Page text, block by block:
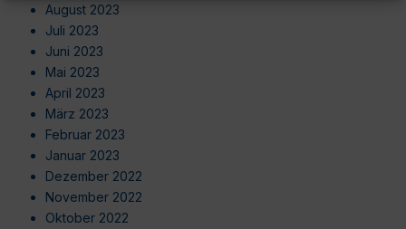
August 2023
Juli 2023
Juni 2023
Mai 2023
April 2023
März 2023
Februar 2023
Januar 2023
Dezember 2022
November 2022
Oktober 2022